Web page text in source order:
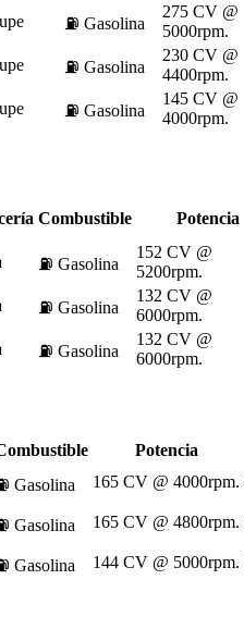
⛽ Gasolina
275 CV @
5000rpm.
⛽ Gasolina
230 CV @
4400rpm.
⛽ Gasolina
145 CV @
4000rpm.
Combustible Potencia
⛽ Gasolina
152 CV @
5200rpm.
⛽ Gasolina
132 CV @
6000rpm.
⛽ Gasolina
132 CV @
6000rpm.
Potencia
Gasolina 165 CV @ 4000rpm.
Gasolina 165 CV @ 4800rpm.
Gasolina 144 CV @ 5000rpm.